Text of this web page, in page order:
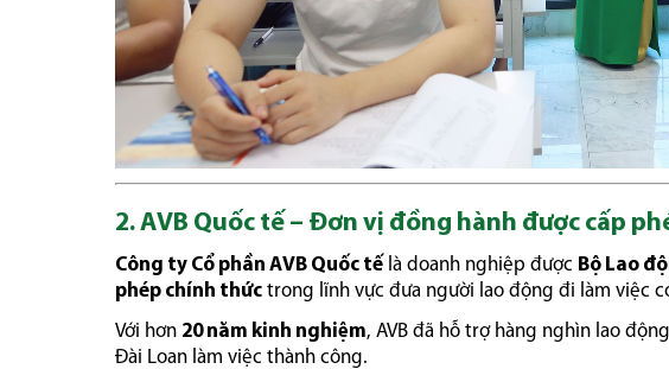
2. AVB Quốc tế – Đơn vị đồng hành được cấp
Công ty Cổ phần AVB Quốc tế là doanh nghiệp được Bộ Lao
phép chính thức trong lĩnh vực đưa người lao động đi làm việc
Với hơn 20 năm kinh nghiệm, AVB đã hỗ trợ hàng nghìn lao
Đài Loan làm việc thành công.